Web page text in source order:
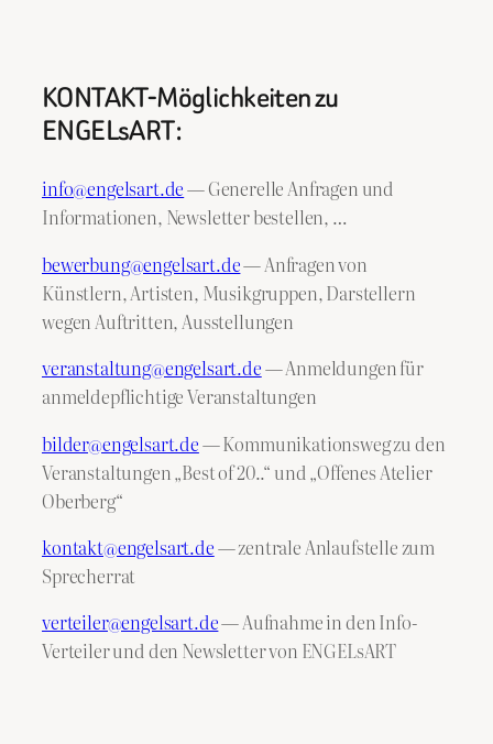
KONTAKT-Möglichkeiten zu
ENGELsART:
info@engelsart.de— Generelle Anfragen und
Informationen, Newsletter bestellen, …
bewerbung@engelsart.de— Anfragen von
Künstlern, Artisten, Musikgruppen, Darstellern
wegen Auftritten, Ausstellungen
veranstaltung@engelsart.de— Anmeldungen für
anmeldepflichtige Veranstaltungen
bilder@engelsart.de— Kommunikationsweg zu den
Veranstaltungen „Best of 20..“ und „Offenes Atelier
Oberberg“
kontakt@engelsart.de— zentrale Anlaufstelle zum
Sprecherrat
verteiler@engelsart.de— Aufnahme in den Info-
Verteiler und den Newsletter von ENGELsART